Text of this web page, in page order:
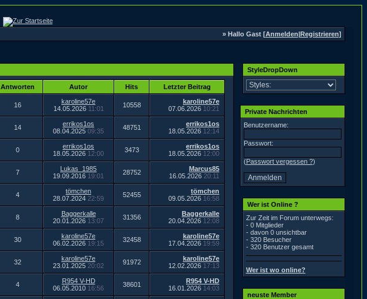
» Hallo Gast [Anmelden|Registrieren]
Antworten Autor Hits
Letzter Beitrag
16
karoline57e
14.05.2026 11:01 10558
karoline57e
07.06.2026 10:21
14
errikos1os
08.04.2025 09:35 48751
errikos1os
18.05.2026 12:14
0
errikos1os
18.05.2026 12:00 3473
errikos1os
18.05.2026 12:00
7
Lukas_1985
19.09.2016 19:01 28752
Marcus85
16.05.2026 20:11
4
tömchen
28.07.2024 22:59 52455
tömchen
09.05.2026 16:58
8
Baggerkalle
20.01.2026 13:07 31356
Baggerkalle
20.04.2026 12:08
30
karoline57e
06.02.2026 19:15 32458
karoline57e
17.04.2026 19:59
32
karoline57e
23.01.2025 20:02 91972
karoline57e
12.02.2026 17:13
4
R954 V-HD
06.05.2010 16:56 38601
R954 V-HD
16.01.2026 14:03
StyleDropDown
Private Nachrichten
Benutzername:
Passwort:
(Passwort vergessen ?)
Wer ist Online ?
Zur Zeit im Forum unterwegs:
- 0 Mitglieder
- davon 0 unsichtbar
- 320 Besucher
- 320 Benutzer gesamt
Wer ist wo online?
neuste Member